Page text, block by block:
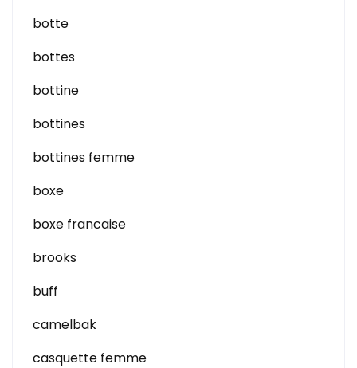
botte
bottes
bottine
bottines
bottines femme
boxe
boxe francaise
brooks
buff
camelbak
casquette femme